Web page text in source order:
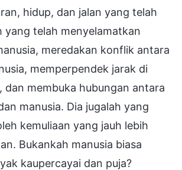
hidup, dan jalan yang telah
yang telah menyelamatkan
meredakan konflik antara
memperpendek jarak di
dan membuka hubungan antara
manusia. Dia jugalah yang
kemuliaan yang jauh lebih
Bukankah manusia biasa
kaupercayai dan puja?